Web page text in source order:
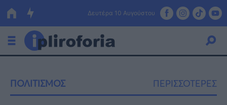
Δευτέρα 10 Αυγούστου
Οικονομία
ΠΟΛΙΤΙΣΜΟΣ ΠΕΡΙΣΣΟΤΕΡΕΣ